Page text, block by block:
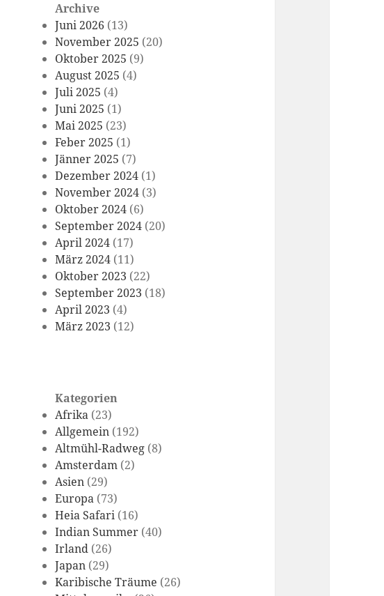
Archive
Juni 2026 (13)
November 2025 (20)
Oktober 2025 (9)
August 2025 (4)
Juli 2025 (4)
Juni 2025 (1)
Mai 2025 (23)
Feber 2025 (1)
Jänner 2025 (7)
Dezember 2024 (1)
November 2024 (3)
Oktober 2024 (6)
September 2024 (20)
April 2024 (17)
März 2024 (11)
Oktober 2023 (22)
September 2023 (18)
April 2023 (4)
März 2023 (12)
Kategorien
Afrika (23)
Allgemein (192)
Altmühl-Radweg (8)
Amsterdam (2)
Asien (29)
Europa (73)
Heia Safari (16)
Indian Summer (40)
Irland (26)
Japan (29)
Karibische Träume (26)